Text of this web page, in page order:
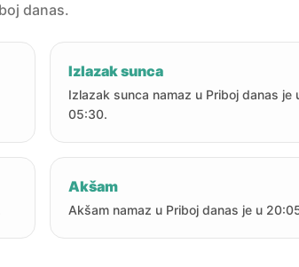
danas.
Izlazak sunca
Izlazak sunca namaz u Priboj danas je
05:30.
Akšam
Akšam namaz u Priboj danas je u